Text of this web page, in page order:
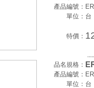
產品編號：
單位： 台
特價：
品名規格：
產品編號：
單位： 台